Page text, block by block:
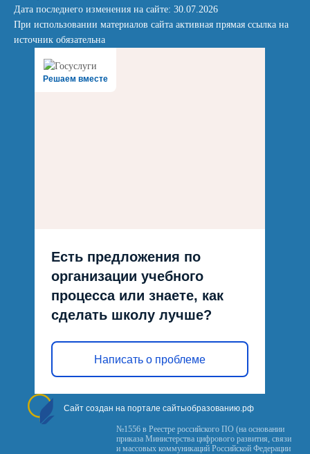
Дата последнего изменения на сайте: 30.07.2026
При использовании материалов сайта активная прямая ссылка на
источник обязательна
Решаем вместе
Есть предложения по
организации учебного
процесса или знаете, как
сделать школу лучше?
Написать о проблеме
Сайт создан на портале сайтыобразованию.рф
№1556 в Реестре российского ПО (на основании
приказа Министерства цифрового развития, связи
и массовых коммуникаций Российской Федерации